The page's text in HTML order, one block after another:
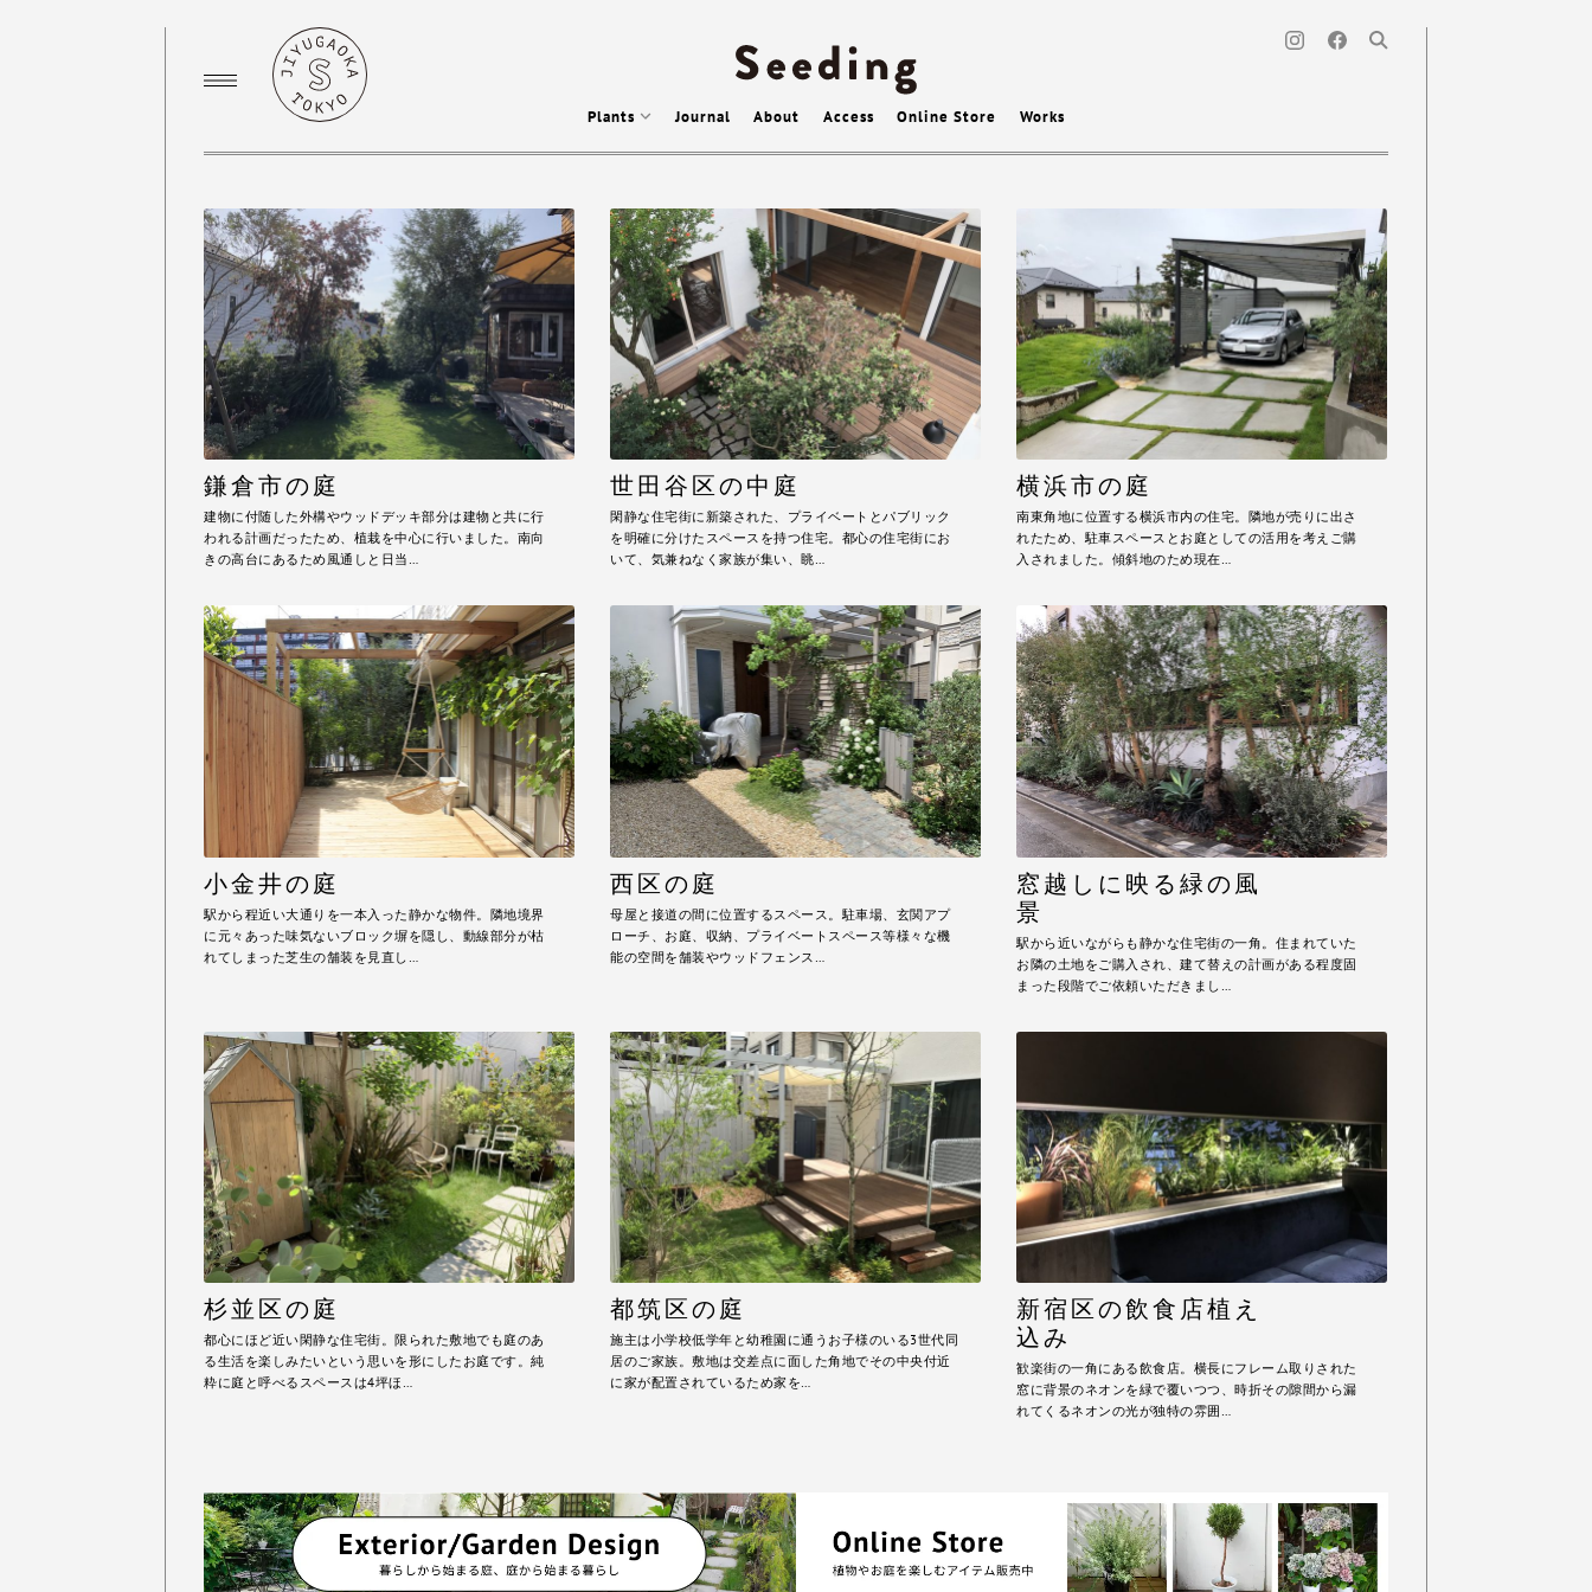
Plants Journal About Access Online Store Works
鎌倉市の庭
建物に付随した外構やウッドデッキ部分は建物と共に行
われる計画だったため、植栽を中心に行いました。南向
きの高台にあるため風通しと日当…
世田谷区の中庭
閑静な住宅街に新築された、プライベートとパブリック
を明確に分けたスペースを持つ住宅。都心の住宅街にお
いて、気兼ねなく家族が集い、眺…
横浜市の庭
南東角地に位置する横浜市内の住宅。隣地が売りに出さ
れたため、駐車スペースとお庭としての活用を考えご購
入されました。傾斜地のため現在…
小金井の庭
駅から程近い大通りを一本入った静かな物件。隣地境界
に元々あった味気ないブロック塀を隠し、動線部分が枯
れてしまった芝生の舗装を見直し…
西区の庭
母屋と接道の間に位置するスペース。駐車場、玄関アプ
ローチ、お庭、収納、プライベートスペース等様々な機
能の空間を舗装やウッドフェンス…
窓越しに映る緑の風
景
駅から近いながらも静かな住宅街の一角。住まれていた
お隣の土地をご購入され、建て替えの計画がある程度固
まった段階でご依頼いただきまし…
杉並区の庭
都心にほど近い閑静な住宅街。限られた敷地でも庭のあ
る生活を楽しみたいという思いを形にしたお庭です。純
粋に庭と呼べるスペースは4坪ほ…
都筑区の庭
施主は小学校低学年と幼稚園に通うお子様のいる3世代同
居のご家族。敷地は交差点に面した角地でその中央付近
に家が配置されているため家を…
新宿区の飲食店植え
込み
歓楽街の一角にある飲食店。横長にフレーム取りされた
窓に背景のネオンを緑で覆いつつ、時折その隙間から漏
れてくるネオンの光が独特の雰囲…